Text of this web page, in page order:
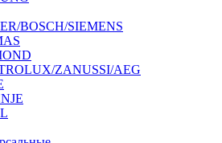
BOSCH/SIEMENS
ZANUSSI/AEG